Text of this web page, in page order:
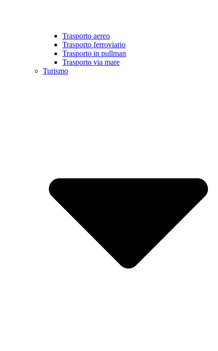
Trasporto aereo
Trasporto ferroviario
Trasporto in pullman
Trasporto via mare
Turismo